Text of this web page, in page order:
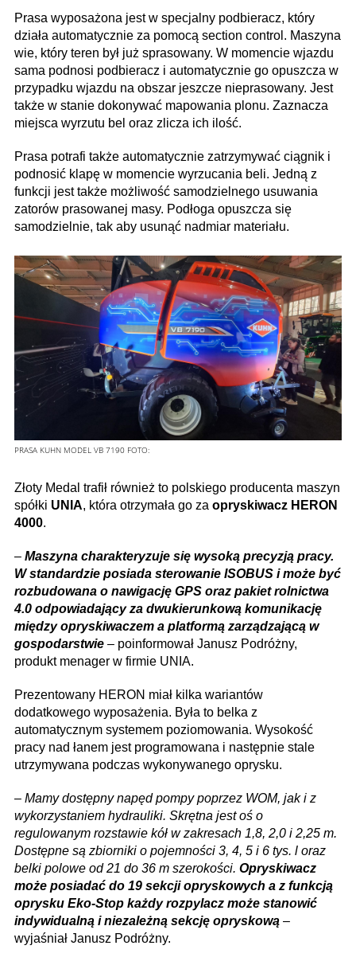
Prasa wyposażona jest w specjalny podbieracz, który
działa automatycznie za pomocą section control. Maszyna
wie, który teren był już sprasowany. W momencie wjazdu
sama podnosi podbieracz i automatycznie go opuszcza w
przypadku wjazdu na obszar jeszcze nieprasowany. Jest
także w stanie dokonywać mapowania plonu. Zaznacza
miejsca wyrzutu bel oraz zlicza ich ilość.
Prasa potrafi także automatycznie zatrzymywać ciągnik i
podnosić klapę w momencie wyrzucania beli. Jedną z
funkcji jest także możliwość samodzielnego usuwania
zatorów prasowanej masy. Podłoga opuszcza się
samodzielnie, tak aby usunąć nadmiar materiału.
PRASA KUHN MODEL VB 7190 FOTO:
Złoty Medal trafił również to polskiego producenta maszyn
spółki UNIA, która otrzymała go za opryskiwacz HERON
4000.
– Maszyna charakteryzuje się wysoką precyzją pracy.
W standardzie posiada sterowanie ISOBUS i może być
rozbudowana o nawigację GPS oraz pakiet rolnictwa
4.0 odpowiadający za dwukierunkową komunikację
między opryskiwaczem a platformą zarządzającą w
gospodarstwie – poinformował Janusz Podróżny,
produkt menager w firmie UNIA.
Prezentowany HERON miał kilka wariantów
dodatkowego wyposażenia. Była to belka z
automatycznym systemem poziomowania. Wysokość
pracy nad łanem jest programowana i następnie stale
utrzymywana podczas wykonywanego oprysku.
– Mamy dostępny napęd pompy poprzez WOM, jak i z
wykorzystaniem hydrauliki. Skrętna jest oś o
regulowanym rozstawie kół w zakresach 1,8, 2,0 i 2,25 m.
Dostępne są zbiorniki o pojemności 3, 4, 5 i 6 tys. l oraz
belki polowe od 21 do 36 m szerokości. Opryskiwacz
może posiadać do 19 sekcji opryskowych a z funkcją
oprysku Eko-Stop każdy rozpylacz może stanowić
indywidualną i niezależną sekcję opryskową –
wyjaśniał Janusz Podróżny.